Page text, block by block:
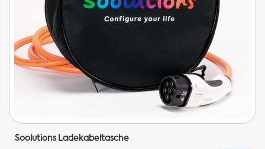
Soolutions Ladekabeltasche